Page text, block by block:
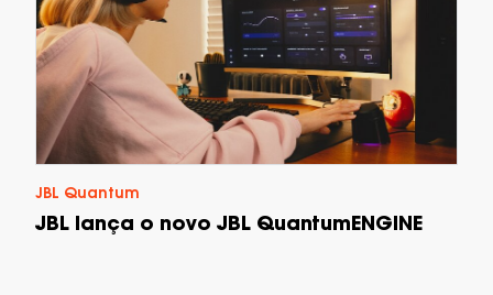
JBL Quantum
JBL lança o novo JBL QuantumENGINE